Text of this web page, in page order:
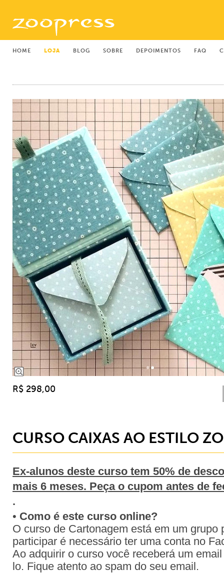
HOME LOJA BLOG SOBRE DEPOIMENTOS FAQ
R$ 298,00
CURSO CAIXAS AO ESTILO
Ex-alunos deste curso tem 50% de
mais 6 meses. Peça o cupom antes de
.
• Como é este curso online?
O curso de Cartonagem está em um grupo
participar é necessário ter uma conta no
Ao adquirir o curso você receberá um
lo. Fique atento ao spam do seu email.